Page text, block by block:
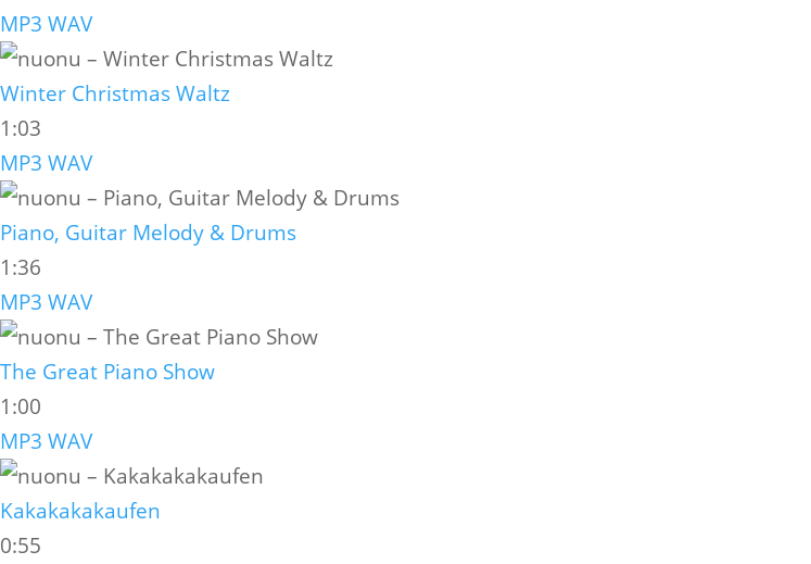
MP3 WAV
Winter Christmas Waltz
1:03
MP3 WAV
Piano, Guitar Melody & Drums
1:36
MP3 WAV
The Great Piano Show
1:00
MP3 WAV
Kakakakakaufen
0:55